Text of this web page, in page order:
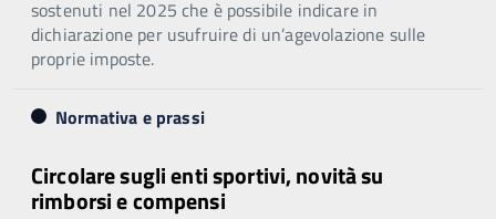
sostenuti nel 2025 che è possibile indicare in
dichiarazione per usufruire di un’agevolazione sulle
proprie imposte.
Normativa e prassi
Circolare sugli enti sportivi, novità su
rimborsi e compensi